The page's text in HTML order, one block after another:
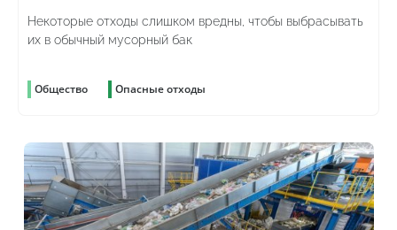
Некоторые отходы слишком вредны, чтобы выбрасывать
их в обычный мусорный бак
Общество Опасные отходы